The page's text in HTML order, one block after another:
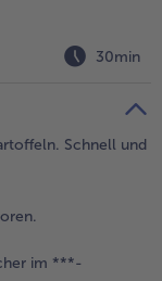
30min
Schnell und
im ***-